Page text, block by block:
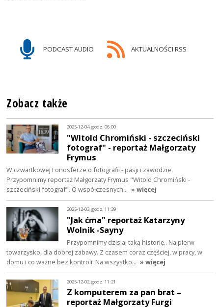
PODCAST AUDIO AKTUALNOŚCI RSS
Zobacz także
2025-12-04, godz. 06:00
"Witold Chromiński - szczeciński
fotograf" - reportaż Małgorzaty
Frymus
W czwartkowej Fonosferze o fotografii - pasji i zawodzie.
Przypomnimy reportaż Małgorzaty Frymus "Witold Chromiński -
szczeciński fotograf". O współczesnych… » więcej
2025-12-03, godz. 11:39
"Jak ćma" reportaż Katarzyny
Wolnik -Sayny
Przypomnimy dzisiaj taką historię.. Najpierw
towarzysko, dla dobrej zabawy. Z czasem coraz częściej, w pracy, w
domu i co ważne bez kontroli. Na wszystko… » więcej
2025-12-02, godz. 11:21
Z komputerem za pan brat –
reportaż Małgorzaty Furgi